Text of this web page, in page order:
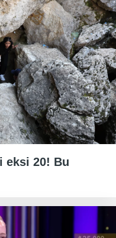
eksi 20! Bu